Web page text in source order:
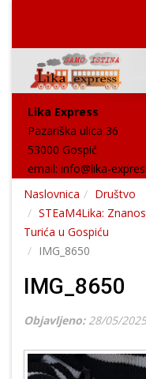
Lika Express
Pazariška ulica 36
53000 Gospić
email: info@lika-
Naslovnica
Društvo
STEaM4Lika:
Turića u Gospiću
IMG_8650
IMG_8650
Objavljeno: 28/05/2025